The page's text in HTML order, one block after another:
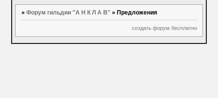
»Форум гильдии "А Н К Л А В" » Предложения
создать форум бесплатно